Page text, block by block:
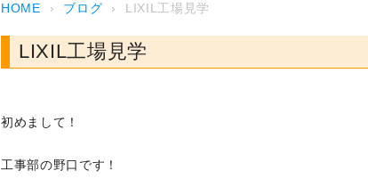
アスファルト舗装
外装塗装、サイディング、屋根工
HOME › ブログ › LIXIL工場見学
LIXIL工場見学
初めまして！
工事部の野口です！